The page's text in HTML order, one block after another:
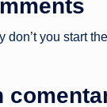
don’t you start